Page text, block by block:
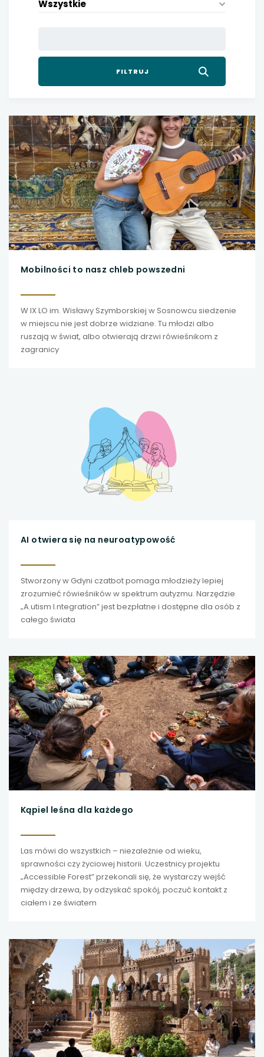
uwaga, link otwiera się w nowej karcie
uwaga, link otwiera się w nowej karcie
uwaga, link otwiera się w nowej karcie
uwaga, link otwiera się w nowej karcie
uwaga, link otwiera się w nowej karcie
uwaga, link otwiera się w nowej karcie
uwaga, link otwiera się w nowej karcie
uwaga, link otwiera się w nowej karcie
uwaga, link otwiera się w nowej karcie
uwaga, link otwiera się w nowej karcie
uwaga, link otwiera się w nowej karcie
uwaga, link otwiera się w nowej karcie
uwaga, link otwiera się w nowej karcie
uwaga, link otwiera się w nowej karcie
Wszystkie
Mobilności to nasz chleb powszedni
W IX LO im. Wisławy Szymborskiej w Sosnowcu siedzenie
w miejscu nie jest dobrze widziane. Tu młodzi albo
ruszają w świat, albo otwierają drzwi rówieśnikom z
zagranicy
AI otwiera się na neuroatypowość
Stworzony w Gdyni czatbot pomaga młodzieży lepiej
zrozumieć rówieśników w spektrum autyzmu. Narzędzie
„A.utism I.ntegration” jest bezpłatne i dostępne dla osób z
całego świata
Kąpiel leśna dla każdego
Las mówi do wszystkich – niezależnie od wieku,
sprawności czy życiowej historii. Uczestnicy projektu
„Accessible Forest” przekonali się, że wystarczy wejść
między drzewa, by odzyskać spokój, poczuć kontakt z
ciałem i ze światem